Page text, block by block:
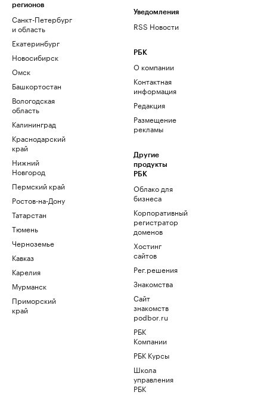
регионов
Санкт-Петербург
и область
Екатеринбург
Новосибирск
Омск
Башкортостан
Вологодская
область
Калининград
Краснодарский
край
Нижний
Новгород
Пермский край
Ростов-на-Дону
Татарстан
Тюмень
Черноземье
Кавказ
Карелия
Мурманск
Приморский
край
Уведомления
RSS Новости
РБК
О компании
Контактная
информация
Редакция
Размещение
рекламы
Другие
продукты
РБК
Облако для
бизнеса
Корпоративный
регистратор
доменов
Хостинг
сайтов
Рег.решения
Знакомства
Сайт
знакомств
podbor.ru
РБК
Компании
РБК Курсы
Школа
управления
РБК